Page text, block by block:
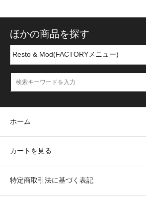
ほかの商品を探す
ホーム
カートを見る
特定商取引法に基づく表記